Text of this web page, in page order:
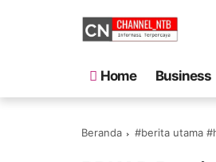
Home Business
Beranda #berita utama